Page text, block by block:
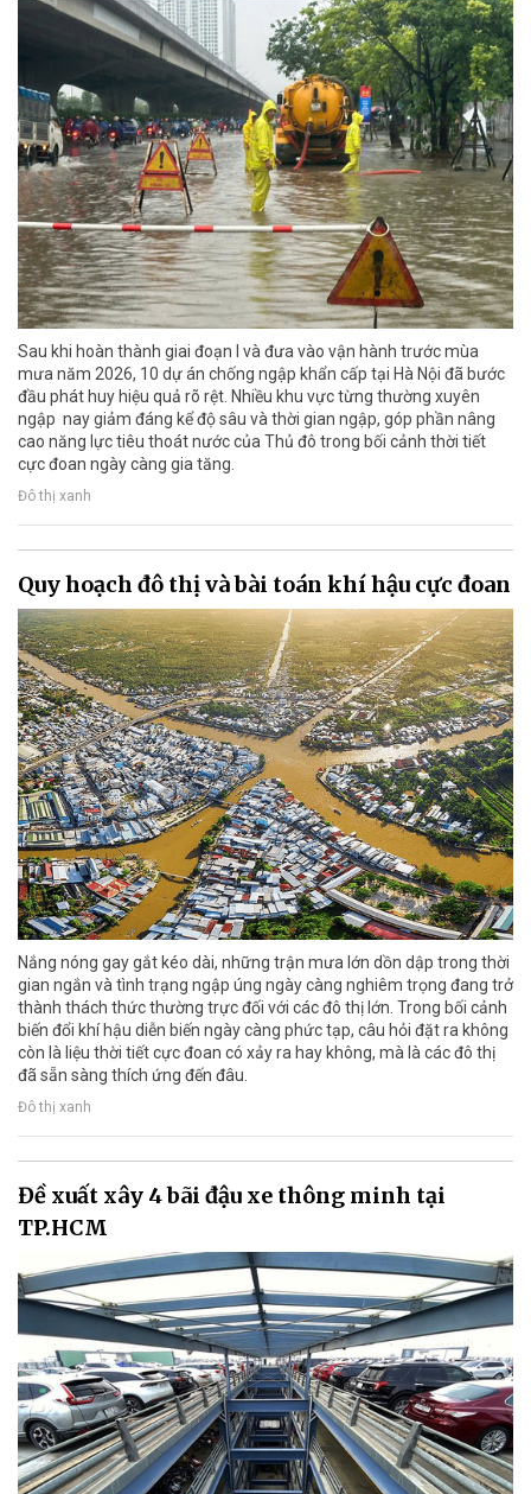
Sau khi hoàn thành giai đoạn I và đưa vào vận hành trước mùa
mưa năm 2026, 10 dự án chống ngập khẩn cấp tại Hà Nội đã bước
đầu phát huy hiệu quả rõ rệt. Nhiều khu vực từng thường xuyên
ngập nay giảm đáng kể độ sâu và thời gian ngập, góp phần nâng
cao năng lực tiêu thoát nước của Thủ đô trong bối cảnh thời tiết
cực đoan ngày càng gia tăng.
Đô thị xanh
Quy hoạch đô thị và bài toán khí hậu cực đoan
Nắng nóng gay gắt kéo dài, những trận mưa lớn dồn dập trong thời
gian ngắn và tình trạng ngập úng ngày càng nghiêm trọng đang trở
thành thách thức thường trực đối với các đô thị lớn. Trong bối cảnh
biến đổi khí hậu diễn biến ngày càng phức tạp, câu hỏi đặt ra không
còn là liệu thời tiết cực đoan có xảy ra hay không, mà là các đô thị
đã sẵn sàng thích ứng đến đâu.
Đô thị xanh
Đề xuất xây 4 bãi đậu xe thông minh tại
TP.HCM